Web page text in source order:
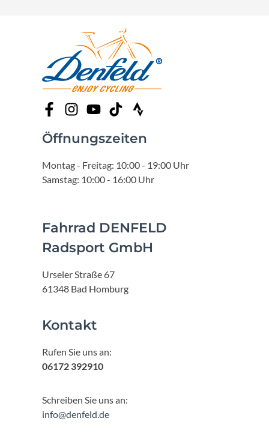
Öffnungszeiten
Montag - Freitag: 10:00 - 19:00 Uhr
Samstag: 10:00 - 16:00 Uhr
Fahrrad DENFELD
Radsport GmbH
Urseler Straße 67
61348 Bad Homburg
Kontakt
Rufen Sie uns an:
06172 392910
Schreiben Sie uns an:
info@denfeld.de